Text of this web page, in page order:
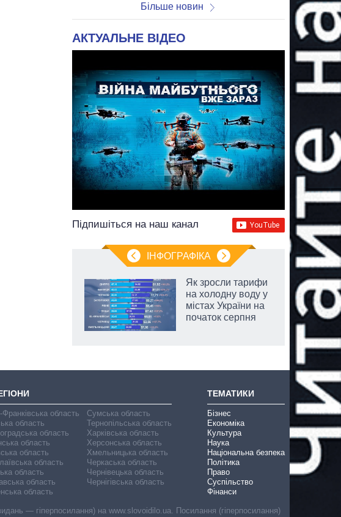
Більше новин
АКТУАЛЬНЕ ВІДЕО
Підпишіться на наш канал
ІНФОГРАФІКА
Як зросли тарифи
на холодну воду у
містах України на
початок серпня
Франківська область
область
область
область
область
область
область
область
область
Сумська область
Тернопільська область
Харківська область
Херсонська область
Хмельницька область
Черкаська область
Чернівецька область
Чернігівська область
ТЕМАТИКИ
Бізнес
Економіка
Культура
Наука
Національна безпека
Політика
Право
Суспільство
Фінанси
— гіперпосилання) на www.slovoidilo.ua. Посилання (гіперпосилання)